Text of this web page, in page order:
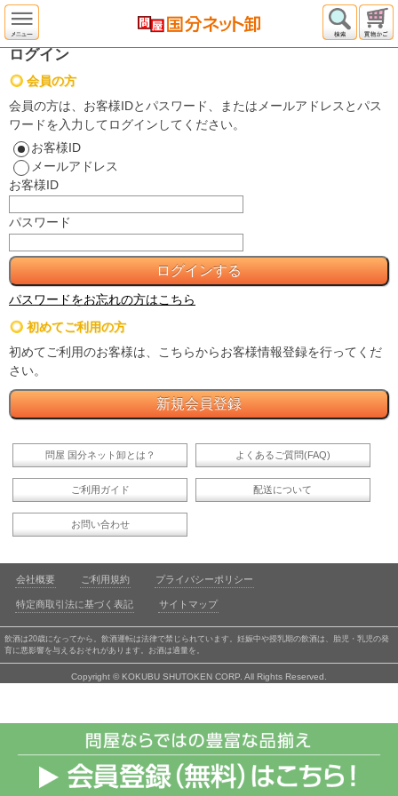
ログイン
会員の方
会員の方は、お客様IDとパスワード、またはメールアドレスとパス
ワードを入力してログインしてください。
お客様ID
メールアドレス
お客様ID
パスワード
パスワードをお忘れの方はこちら
初めてご利用の方
初めてご利用のお客様は、こちらからお客様情報登録を行ってくだ
さい。
問屋 国分ネット卸とは？ よくあるご質問(FAQ)
ご利用ガイド 配送について
お問い合わせ
会社概要 ご利用規約 プライバシーポリシー
特定商取引法に基づく表記 サイトマップ
飲酒は20歳になってから。飲酒運転は法律で禁じられています。妊娠中や授乳期の飲酒は、胎児・乳児の発
育に悪影響を与えるおそれがあります。お酒は適量を。
Copyright © KOKUBU SHUTOKEN CORP. All Rights Reserved.